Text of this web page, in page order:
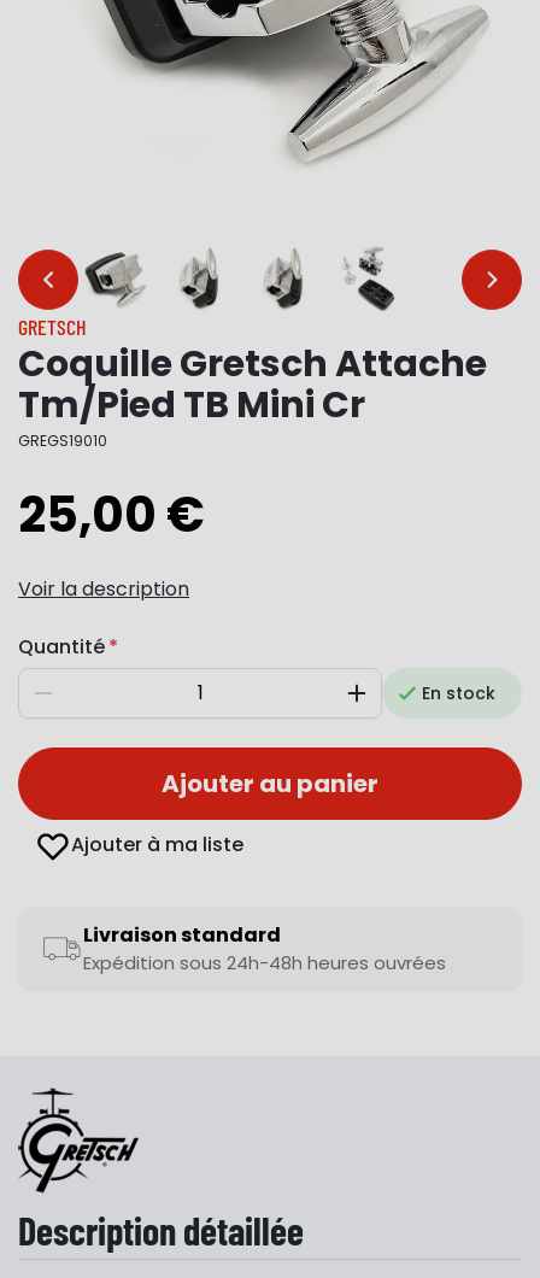
… …
GRETSCH
Coquille Gretsch Attache
Tm/Pied TB Mini Cr
GREGS19010
25,00 €
Voir la description
Quantité
Diminuer AugmenterEn stock
Ajouter au panier
Ajouter à ma liste
Livraison standard
Expédition sous 24h-48h heures ouvrées
Description détaillée